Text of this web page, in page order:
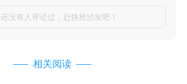
还没有人评论过，赶快抢沙发吧！
相关阅读